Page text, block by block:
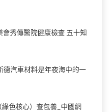
秀傳醫院健康檢查 五十知
德汽車材料是年夜海中的一
色核心）查包養_中國網